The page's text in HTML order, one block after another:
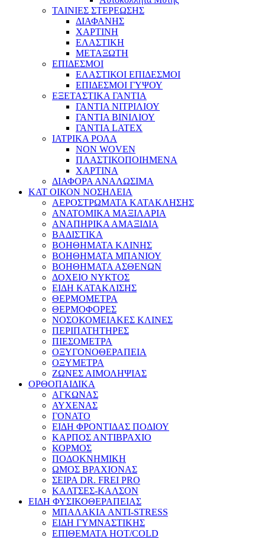
ΤΑΙΝΙΕΣ ΣΤΕΡΕΩΣΗΣ
ΔΙΑΦΑΝΗΣ
ΧΑΡΤΙΝΗ
ΕΛΑΣΤΙΚΗ
ΜΕΤΑΞΩΤΗ
ΕΠΙΔΕΣΜΟΙ
ΕΛΑΣΤΙΚΟΙ ΕΠΙΔΕΣΜΟΙ
ΕΠΙΔΕΣΜΟΙ ΓΥΨΟΥ
ΕΞΕΤΑΣΤΙΚΑ ΓΑΝΤΙΑ
ΓΑΝΤΙΑ ΝΙΤΡΙΛΙΟΥ
ΓΑΝΤΙΑ ΒΙΝΙΛΙΟΥ
ΓΑΝΤΙΑ LATEX
ΙΑΤΡΙΚΑ ΡΟΛΑ
NON WOVEN
ΠΛΑΣΤΙΚΟΠΟΙΗΜΕΝΑ
ΧΑΡΤΙΝΑ
ΔΙΑΦΟΡΑ ΑΝΑΛΩΣΙΜΑ
ΚΑΤ ΟΙΚΟΝ ΝΟΣΗΛΕΙΑ
ΑΕΡΟΣΤΡΩΜΑΤΑ ΚΑΤΑΚΛΗΣΗΣ
ΑΝΑΤΟΜΙΚΑ ΜΑΞΙΛΑΡΙΑ
ΑΝΑΠΗΡΙΚΑ ΑΜΑΞΙΔΙΑ
ΒΑΔΙΣΤΙΚΑ
ΒΟΗΘΗΜΑΤΑ ΚΛΙΝΗΣ
ΒΟΗΘΗΜΑΤΑ ΜΠΑΝΙΟΥ
ΒΟΗΘΗΜΑΤΑ ΑΣΘΕΝΩΝ
ΔΟΧΕΙΟ ΝΥΚΤΟΣ
ΕΙΔΗ ΚΑΤΑΚΛΙΣΗΣ
ΘΕΡΜΟΜΕΤΡΑ
ΘΕΡΜΟΦΟΡΕΣ
ΝΟΣΟΚΟΜΕΙΑΚΕΣ ΚΛΙΝΕΣ
ΠΕΡΙΠΑΤΗΤΗΡΕΣ
ΠΙΕΣΟΜΕΤΡΑ
ΟΞΥΓΟΝΟΘΕΡΑΠΕΙΑ
ΟΞΥΜΕΤΡΑ
ΖΩΝΕΣ ΑΙΜΟΛΗΨΙΑΣ
ΟΡΘΟΠΑΙΔΙΚΑ
ΑΓΚΩΝΑΣ
ΑΥΧΕΝΑΣ
ΓΟΝΑΤΟ
ΕΙΔΗ ΦΡΟΝΤΙΔΑΣ ΠΟΔΙΟΥ
ΚΑΡΠΟΣ ΑΝΤΙΒΡΑΧΙΟ
ΚΟΡΜΟΣ
ΠΟΔΟΚΝΗΜΙΚΗ
ΩΜΟΣ ΒΡΑΧΙΟΝΑΣ
ΣΕΙΡΑ DR. FREI PRO
ΚΑΛΤΣΕΣ-ΚΑΛΣΟΝ
ΕΙΔΗ ΦΥΣΙΚΟΘΕΡΑΠΕΙΑΣ
ΜΠΑΛΑΚΙΑ ANTI-STRESS
ΕΙΔΗ ΓΥΜΝΑΣΤΙΚΗΣ
ΕΠΙΘΕΜΑΤΑ HOT/COLD